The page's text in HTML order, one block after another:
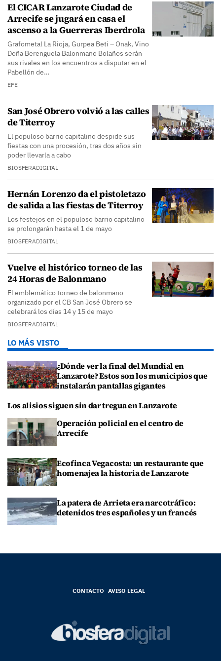
El CICAR Lanzarote Ciudad de
Arrecife se jugará en casa el
ascenso a la Guerreras Iberdrola
Grafometal La Rioja, Gurpea Beti – Onak, Vino
Doña Berenguela Balonmano Bolaños serán
sus rivales en los encuentros a disputar en el
Pabellón de…
EFE
San José Obrero volvió a las calles
de Titerroy
El populoso barrio capitalino despide sus
fiestas con una procesión, tras dos años sin
poder llevarla a cabo
BIOSFERADIGITAL
Hernán Lorenzo da el pistoletazo
de salida a las fiestas de Titerroy
Los festejos en el populoso barrio capitalino
se prolongarán hasta el 1 de mayo
BIOSFERADIGITAL
Vuelve el histórico torneo de las
24 Horas de Balonmano
El emblemático torneo de balonmano
organizado por el CB San José Obrero se
celebrará los días 14 y 15 de mayo
BIOSFERADIGITAL
LO MÁS VISTO
¿Dónde ver la final del Mundial en
Lanzarote? Estos son los municipios que
instalarán pantallas gigantes
Los alisios siguen sin dar tregua en Lanzarote
Operación policial en el centro de
Arrecife
Ecofinca Vegacosta: un restaurante que
homenajea la historia de Lanzarote
La patera de Arrieta era narcotráfico:
detenidos tres españoles y un francés
CONTACTO AVISO LEGAL